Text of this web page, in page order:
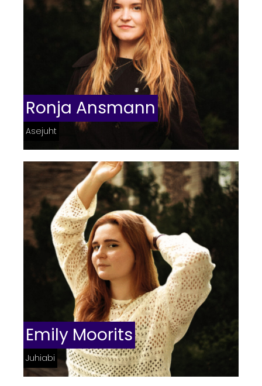
Ronja Ansmann
Asejuht
Emily Moorits
Juhiabi